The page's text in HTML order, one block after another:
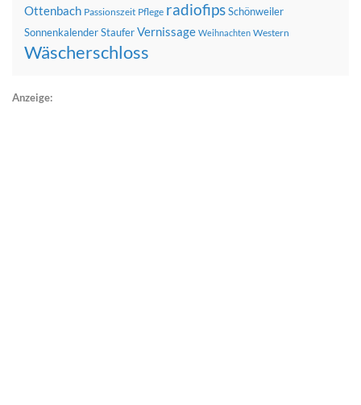
Ottenbach Passionszeit Pflege radiofipsSchönweiler
SonnenkalenderStauferVernissage Weihnachten Western
Wäscherschloss
Anzeige: